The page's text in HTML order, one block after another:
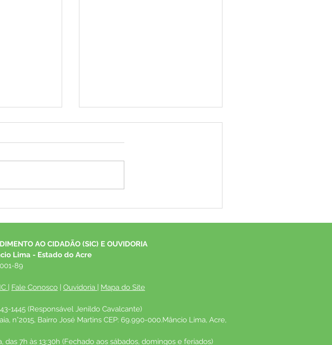
e
ex-presidente da ABDI e
no município
AO CIDADÃO (SIC) E OUVIDORIA
Lima - Estado do Acre
89
| Fale Conosco | Ouvidoria | Mapa do Site
1445 (Responsável Jenildo Cavalcante)
n°2015, Bairro José Martins CEP: 69.990-000.Mâncio Lima, Acre,
das 7h às 13:30h (Fechado aos sábados, domingos e feriados)